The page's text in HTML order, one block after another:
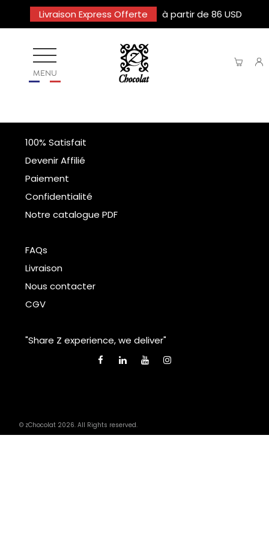
Livraison Express Offerte à partir de 86 USD
MENU
100% Satisfait
Devenir Affilié
Paiement
Confidentialité
Notre catalogue PDF
FAQs
Livraison
Nous contacter
CGV
"Share Z experience, we deliver"
© zChocolat 2026. All Rights reserved.